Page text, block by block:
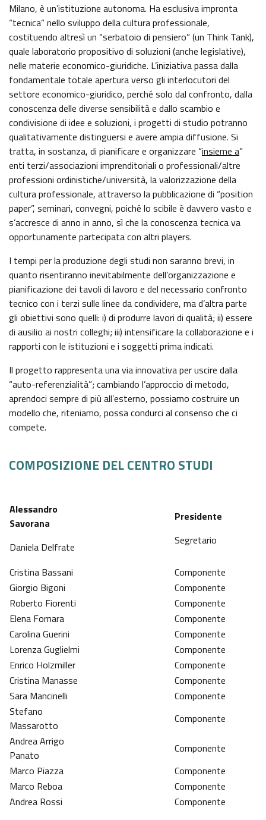
Milano, è un’istituzione autonoma. Ha esclusiva impronta
“tecnica” nello sviluppo della cultura professionale,
costituendo altresì un “serbatoio di pensiero” (un Think Tank),
quale laboratorio propositivo di soluzioni (anche legislative),
nelle materie economico-giuridiche. L’iniziativa passa dalla
fondamentale totale apertura verso gli interlocutori del
settore economico-giuridico, perché solo dal confronto, dalla
conoscenza delle diverse sensibilità e dallo scambio e
condivisione di idee e soluzioni, i progetti di studio potranno
qualitativamente distinguersi e avere ampia diffusione. Si
tratta, in sostanza, di pianificare e organizzare “insieme a”
enti terzi/associazioni imprenditoriali o professionali/altre
professioni ordinistiche/università, la valorizzazione della
cultura professionale, attraverso la pubblicazione di “position
paper”, seminari, convegni, poiché lo scibile è davvero vasto e
s’accresce di anno in anno, sì che la conoscenza tecnica va
opportunamente partecipata con altri players.
I tempi per la produzione degli studi non saranno brevi, in
quanto risentiranno inevitabilmente dell’organizzazione e
pianificazione dei tavoli di lavoro e del necessario confronto
tecnico con i terzi sulle linee da condividere, ma d’altra parte
gli obiettivi sono quelli: i) di produrre lavori di qualità; ii) essere
di ausilio ai nostri colleghi; iii) intensificare la collaborazione e i
rapporti con le istituzioni e i soggetti prima indicati.
Il progetto rappresenta una via innovativa per uscire dalla
“auto-referenzialità”; cambiando l’approccio di metodo,
aprendoci sempre di più all’esterno, possiamo costruire un
modello che, riteniamo, possa condurci al consenso che ci
compete.
COMPOSIZIONE DEL CENTRO STUDI
Alessandro
Savorana
Daniela Delfrate
Presidente
Segretario
Cristina Bassani
Componente
Giorgio Bigoni
Componente
Roberto Fiorenti
Componente
Elena Fornara
Componente
Carolina Guerini
Componente
Lorenza Guglielmi
Componente
Enrico Holzmiller
Componente
Cristina Manasse
Componente
Sara Mancinelli
Componente
Stefano
Massarotto
Componente
Andrea Arrigo
Panato
Componente
Marco Piazza
Componente
Marco Reboa
Componente
Andrea Rossi
Componente
SERVIZI EROGATI
PAGAMENTI DELL'AMMINISTRAZIONE
ALTRI CONTENUTI - CORRUZIONE
ALTRI CONTENUTI - ACCESSO CIVICO
ALTRI CONTENUTI
OPERE PUBBLICHE
INTERVENTI STRAORDINARI E DI EMERGENZA
GAZZETTA UFFICIALE
NORMATTIVA